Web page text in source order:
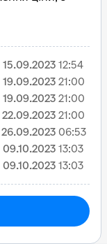
15.09.2023 12:54
19.09.2023 21:00
19.09.2023 21:00
22.09.2023 21:00
26.09.2023 06:53
09.10.2023 13:03
09.10.2023 13:03